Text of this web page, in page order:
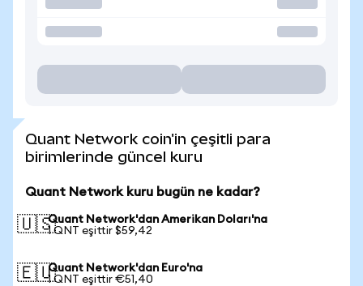
Quant Network coin'in çeşitli para
birimlerinde güncel kuru
Quant Network kuru bugün ne kadar?
🇺🇸Quant Network'dan Amerikan Doları'na
1 QNT eşittir $59,42
🇪🇺Quant Network'dan Euro'na
1 QNT eşittir €51,40